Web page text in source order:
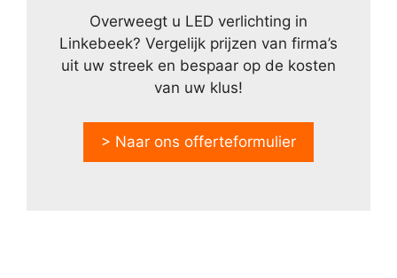
Overweegt u LED verlichting in
Linkebeek? Vergelijk prijzen van firma’s
uit uw streek en bespaar op de kosten
van uw klus!
> Naar ons offerteformulier